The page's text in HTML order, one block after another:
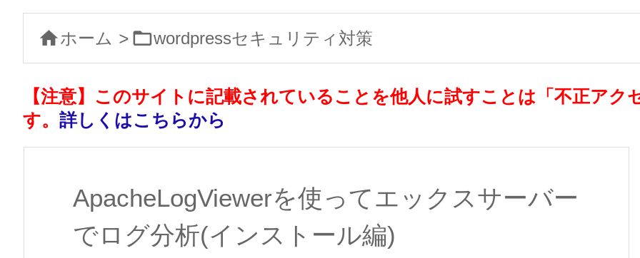
ホーム > wordpressセキュリティ対策
【注意】このサイトに記載されていることを他人に試すことは「不正ア
す。 詳しくはこちらから
ApacheLogViewerを使ってエックスサーバー
でログ分析(インストール編)